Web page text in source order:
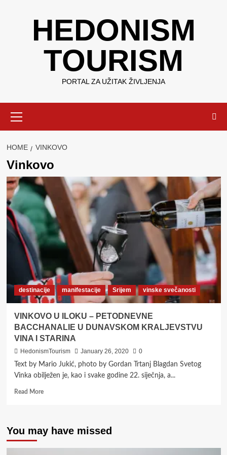
HEDONISM
TOURISM
PORTAL ZA UŽITAK ŽIVLJENJA
Menu
HOME VINKOVO
Vinkovo
destinacije manifestacije Srijem vinske svečanosti
VINKOVO U ILOKU – PETODNEVNE
BACCHANALIE U DUNAVSKOM KRALJEVSTVU
VINA I STARINA
HedonismTourism January 26, 2020
0
Text by Mario Jukić, photo by Gordan Trtanj Blagdan Svetog
Vinka obilježen je, kao i svake godine 22. siječnja, a...
Read MoreRead
U
ILOKU
–
You may have missed